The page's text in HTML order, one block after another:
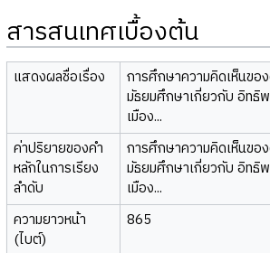
สารสนเทศเบื้องต้น
แสดงผลชื่อเรื่อง
การศึกษาความคิดเห็นขอ
มัธยมศึกษาเกี่ยวกับ อิทธิ
เมือง...
ค่าปริยายของคำ
หลักในการเรียง
ลำดับ
การศึกษาความคิดเห็นขอ
มัธยมศึกษาเกี่ยวกับ อิทธิ
เมือง...
ความยาวหน้า
(ไบต์)
865